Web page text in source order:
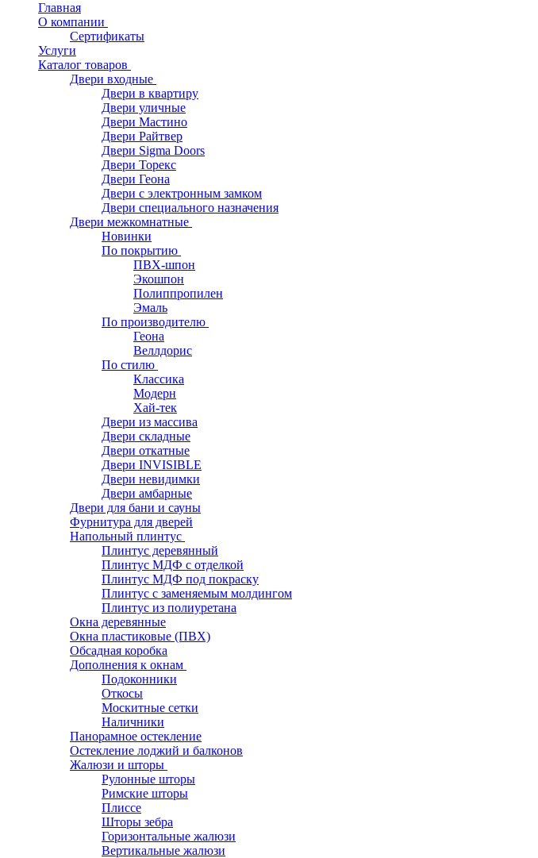
Главная
О компании
Сертификаты
Услуги
Каталог товаров
Двери входные
Двери в квартиру
Двери уличные
Двери Мастино
Двери Райтвер
Двери Sigma Doors
Двери Торекс
Двери Геона
Двери с электронным замком
Двери специального назначения
Двери межкомнатные
Новинки
По покрытию
ПВХ-шпон
Экошпон
Полиппропилен
Эмаль
По производителю
Геона
Веллдорис
По стилю
Классика
Модерн
Хай-тек
Двери из массива
Двери складные
Двери откатные
Двери INVISIBLE
Двери невидимки
Двери амбарные
Двери для бани и сауны
Фурнитура для дверей
Напольный плинтус
Плинтус деревянный
Плинтус МДФ с отделкой
Плинтус МДФ под покраску
Плинтус с заменяемым молдингом
Плинтус из полиуретана
Окна деревянные
Окна пластиковые (ПВХ)
Обсадная коробка
Дополнения к окнам
Подоконники
Откосы
Москитные сетки
Наличники
Панорамное остекление
Остекление лоджий и балконов
Жалюзи и шторы
Рулонные шторы
Римские шторы
Плиссе
Шторы зебра
Горизонтальные жалюзи
Вертикальные жалюзи